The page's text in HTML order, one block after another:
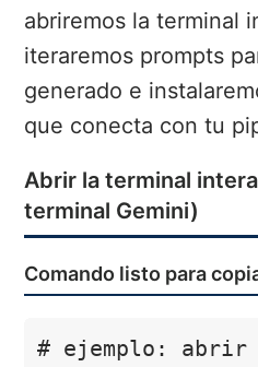
abriremos la terminal
iteraremos prompts
generado e
que conecta con tu
Abrir la terminal
terminal Gemini)
Comando listo para
# ejemplo: abrir